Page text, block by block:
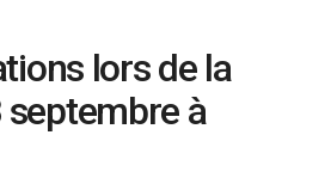
lors de la
à